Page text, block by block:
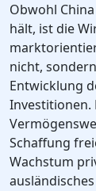
Obwohl
hält, ist die
nicht,
Entwicklung
Investitionen.
Schaffung
Wachstum